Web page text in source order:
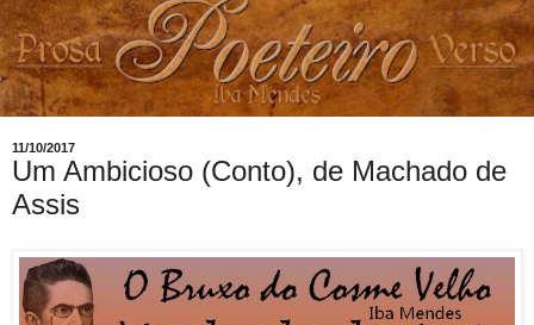
11/10/2017
Um Ambicioso (Conto), de Machado de
Assis